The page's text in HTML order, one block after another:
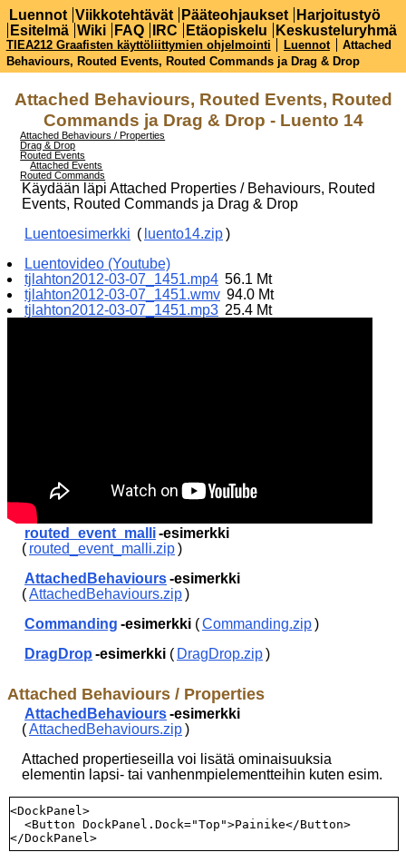
Attached Behaviours, Routed Events, Routed
Commands ja Drag & Drop - Luento 14
Attached Behaviours / Properties
Drag & Drop
Routed Events
Attached Events
Routed Commands
Käydään läpi Attached Properties / Behaviours, Routed
Events, Routed Commands ja Drag & Drop
Luentoesimerkki ( luento14.zip)
Luentovideo (Youtube)
tjlahton2012-03-07_1451.mp4 56.1 Mt
tjlahton2012-03-07_1451.wmv 94.0 Mt
tjlahton2012-03-07_1451.mp3 25.4 Mt
routed_event_malli-esimerkki
( routed_event_malli.zip)
AttachedBehaviours-esimerkki
(AttachedBehaviours.zip)
Commanding -esimerkki (Commanding.zip)
DragDrop -esimerkki ( DragDrop.zip)
Attached Behaviours / Properties
AttachedBehaviours-esimerkki
(AttachedBehaviours.zip)
Attached propertieseilla voi lisätä ominaisuuksia
elementin lapsi- tai vanhenmpielementteihin kuten esim.
<DockPanel>
  <Button DockPanel.Dock="Top">Painike</Button>
Luennot Viikkotehtävät Pääteohjaukset
Harjoitustyö
Esitelmä Wiki FAQ IRC Etäopiskelu Keskusteluryhmä
TIEA212 Graafisten käyttöliittymien ohjelmointi Luennot
Attached
Behaviours, Routed Events, Routed Commands ja Drag & Drop